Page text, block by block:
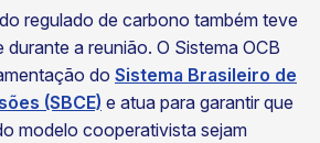
regulado de carbono também teve
a reunião. O Sistema OCB
do Sistema Brasileiro de
(SBCE) e atua para garantir que
modelo cooperativista sejam